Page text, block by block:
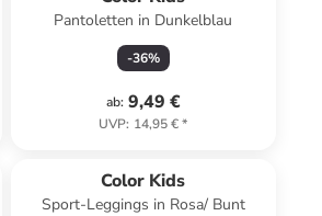
Pantoletten in Dunkelblau
-36%
ab: 9,49 €
UVP: 14,95 €*
Color Kids
Sport-Leggings in Rosa/ Bunt